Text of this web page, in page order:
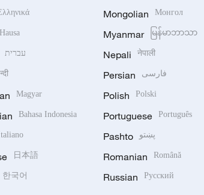
Hausa
עברית
Magyar
Bahasa Indonesia
日本語
한국어
Mongolian Монгол
Myanmar မြန်မာဘာသာ
Nepali नेपाली
Persian فارسی
Polish Polski
Portuguese Português
Pashto پښتو
Romanian Română
Russian Русский